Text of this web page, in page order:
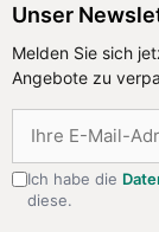
Unser
Melden Sie sich
Angebote zu
Ich habe die
diese.